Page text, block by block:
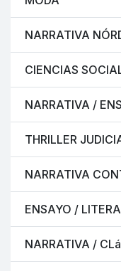
NARRATIVA
CIENCIAS
NARRATIVA /
THRILLER
NARRATIVA
ENSAYO /
NARRATIVA /